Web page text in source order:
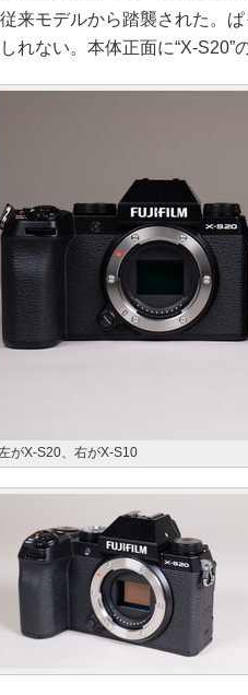
来モデルから踏襲された。
れない。本体正面に“X-S20”
がX-S20、右がX-S10